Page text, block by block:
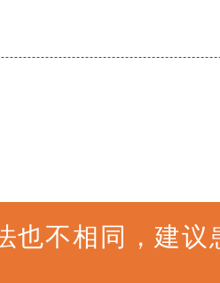
也不相同，建